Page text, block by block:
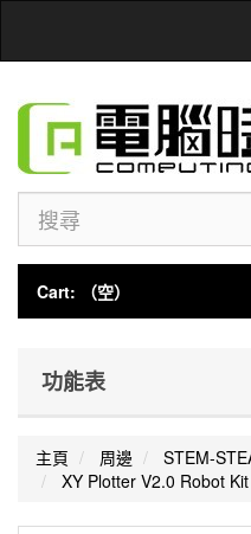
Cart: （空）
功能表
主頁 周邊
STEM-
XY Plotter V2.0 Robot